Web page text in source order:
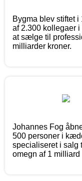
Bygma blev stiftet
af 2.300 kollegaer
at sælge til
milliarder kroner.
Johannes Fog
500 personer i
specialiseret i salg
omegn af 1 milliard